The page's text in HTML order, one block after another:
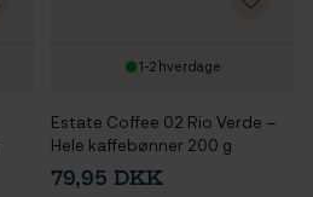
1-2 hverdage
Estate Coffee 02 Rio Verde –
Hele kaffebønner 200 g
79,95 DKK